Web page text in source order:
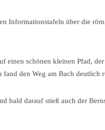
Informationstafeln über die
einen schönen kleinen Pfad,
den Weg am Bach deutlich
bald darauf stieß auch der